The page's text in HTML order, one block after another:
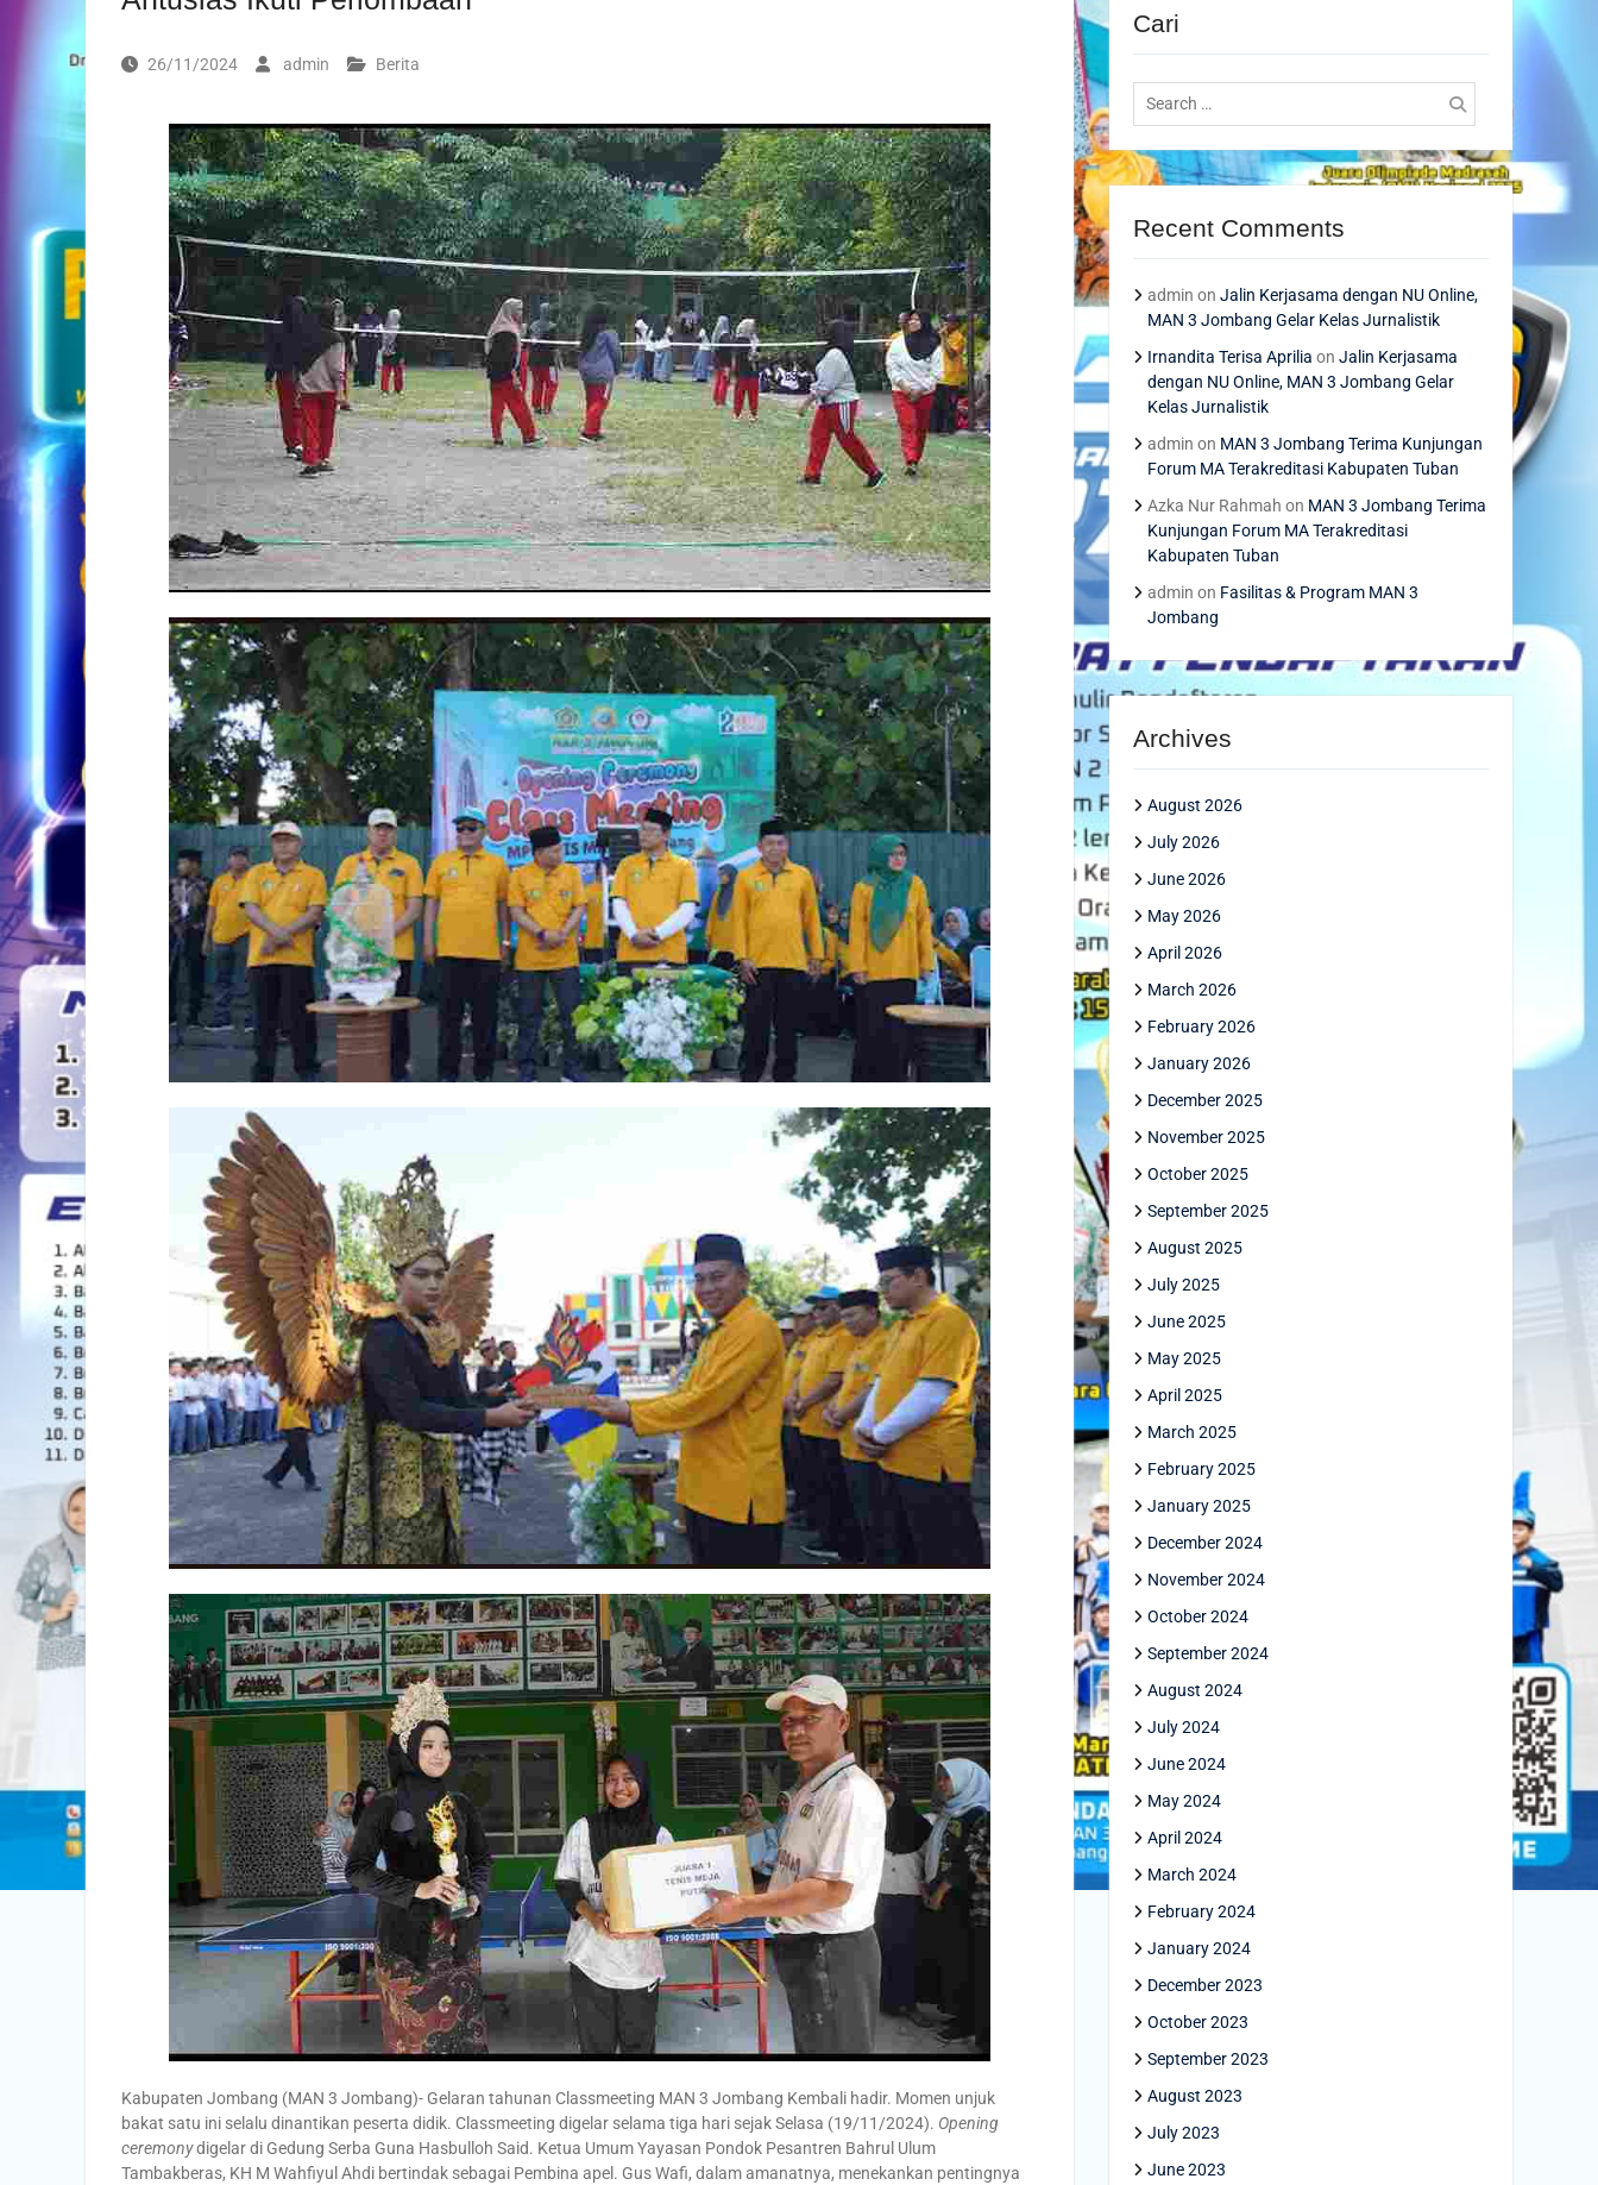
26/11/2024 admin Berita
Kabupaten Jombang (MAN 3 Jombang)- Gelaran tahunan Classmeeting MAN 3 Jombang Kembali hadir. Momen unjuk
bakat satu ini selalu dinantikan peserta didik. Classmeeting digelar selama tiga hari sejak Selasa (19/11/2024). Opening
ceremonydigelar di Gedung Serba Guna Hasbulloh Said. Ketua Umum Yayasan Pondok Pesantren Bahrul Ulum
Tambakberas, KH M Wahfiyul Ahdi bertindak sebagai Pembina apel. Gus Wafi, dalam amanatnya, menekankan pentingnya
Cari
Search
for:
Recent Comments
admin on Jalin Kerjasama dengan NU Online,
MAN 3 Jombang Gelar Kelas Jurnalistik
Irnandita Terisa Aprilia on Jalin Kerjasama
dengan NU Online, MAN 3 Jombang Gelar
Kelas Jurnalistik
admin on MAN 3 Jombang Terima Kunjungan
Forum MA Terakreditasi Kabupaten Tuban
Azka Nur Rahmah on MAN 3 Jombang Terima
Kunjungan Forum MA Terakreditasi
Kabupaten Tuban
admin on Fasilitas & Program MAN 3
Jombang
Archives
August 2026
July 2026
June 2026
May 2026
April 2026
March 2026
February 2026
January 2026
December 2025
November 2025
October 2025
September 2025
August 2025
July 2025
June 2025
May 2025
April 2025
March 2025
February 2025
January 2025
December 2024
November 2024
October 2024
September 2024
August 2024
July 2024
June 2024
May 2024
April 2024
March 2024
February 2024
January 2024
December 2023
October 2023
September 2023
August 2023
July 2023
June 2023